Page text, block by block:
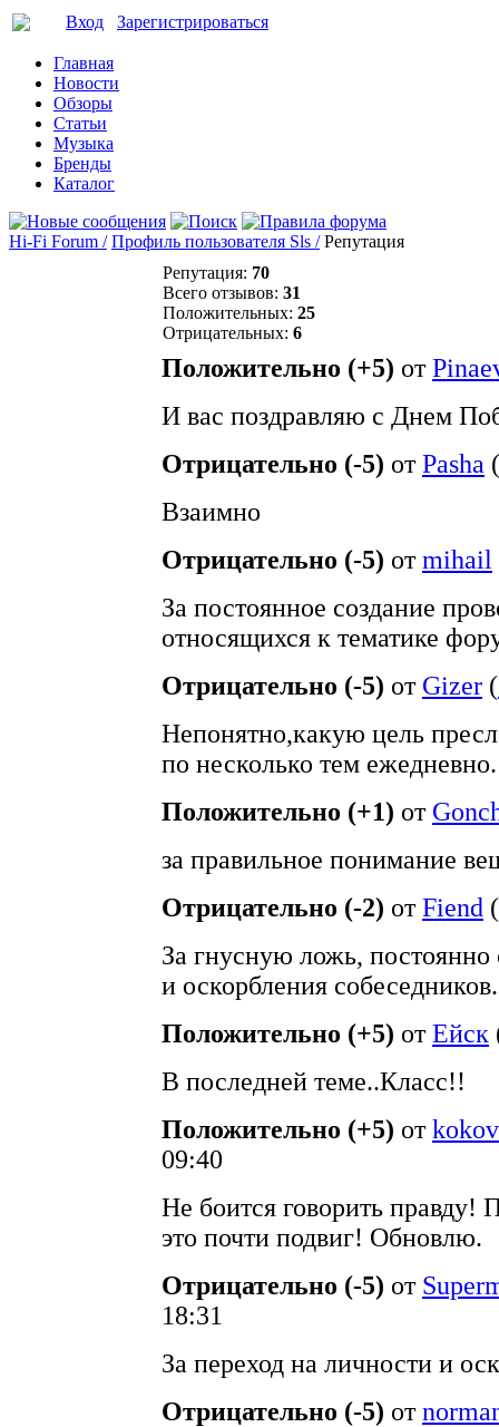
Вход Зарегистрироваться
Главная
Новости
Обзоры
Статьи
Музыка
Бренды
Каталог
Hi-Fi Forum / Профиль пользователя Sls / Репутация
Репутация: 70
Всего отзывов: 31
Положительных: 25
Отрицательных: 6
Положительно (+5) от
И вас поздравляю с Днем
Отрицательно (-5) отPasha (
Взаимно
Отрицательно (-5) отmihail
За постоянное создание
относящихся к тематике
Отрицательно (-5) от Gizer (
Непонятно,какую цель
по несколько тем ежедневно.
Положительно (+1) от
за правильное понимание
Отрицательно (-2) отFiend (
За гнусную ложь,
и оскорбления
Положительно (+5) отЕйск
В последней теме..Класс!!
Положительно (+5) от
09:40
Не боится говорить
это почти подвиг! Обновлю.
Отрицательно (-5) от
18:31
За переход на личности и
Отрицательно (-5) от